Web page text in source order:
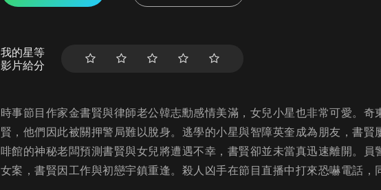
我的星等
影片給分
時事節目作家金書賢與律師老公韓志勳感情美滿，女兒小星也非常可愛。
賢，他們因此被關押警局難以脫身。逃學的小星與智障英奎成為朋友，書賢
啡館的神秘老闆預測書賢與女兒將遭遇不幸，書賢卻並未當真迅速離開。
女案，書賢因工作與初戀宇鎮重逢。殺人凶手在節目直播中打來恐嚇電話，